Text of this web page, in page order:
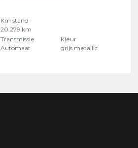
Km stand
20.279 km
Transmissie
Automaat
Kleur
grijs metallic